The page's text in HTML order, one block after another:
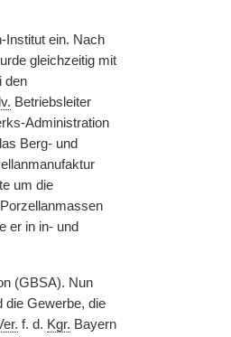
Institut ein. Nach
gleichzeitig mit
den
Betriebsleiter
Administration
Berg- und
um die
er in in- und
(GBSA). Nun
die Gewerbe, die
f. d. Kgr. Bayern